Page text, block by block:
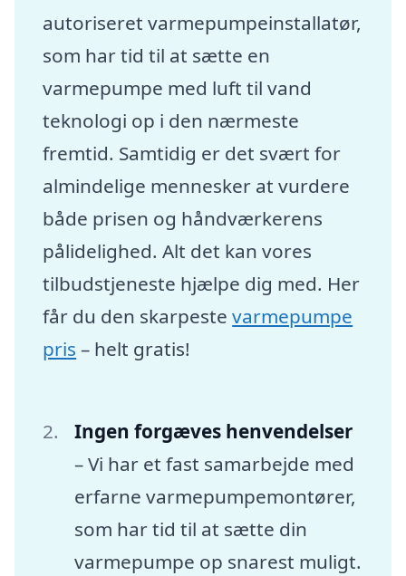
autoriseret varmepumpeinstallatør,
som har tid til at sætte en
varmepumpe med luft til vand
teknologi op i den nærmeste
fremtid. Samtidig er det svært for
almindelige mennesker at vurdere
både prisen og håndværkerens
pålidelighed. Alt det kan vores
tilbudstjeneste hjælpe dig med. Her
får du den skarpestevarmepumpe
pris – helt gratis!
Ingen forgæves henvendelser
– Vi har et fast samarbejde med
erfarne varmepumpemontører,
som har tid til at sætte din
varmepumpe op snarest muligt.